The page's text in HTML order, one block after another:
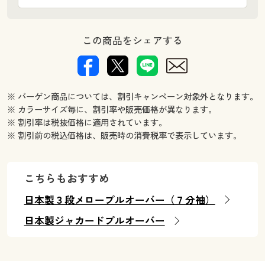
この商品をシェアする
※ バーゲン商品については、割引キャンペーン対象外となります。
※ カラーサイズ毎に、割引率や販売価格が異なります。
※ 割引率は税抜価格に適用されています。
※ 割引前の税込価格は、販売時の消費税率で表示しています。
こちらもおすすめ
日本製３段メロープルオーバー（７分袖）
日本製ジャカードプルオーバー